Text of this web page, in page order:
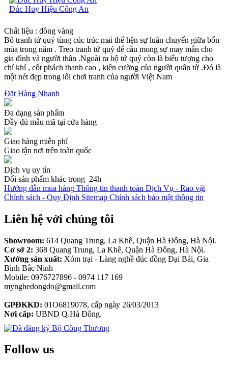
Đúc Huy Hiệu Công An
Chất liệu : đồng vàng
Bô tranh tứ quý tùng cúc trúc mai thể hện sự luân chuyển giữa bốn
mùa trong năm . Treo tranh tứ quý để cầu mong sự may mắn cho
gia đình và người thân .Ngoài ra bộ tứ quý còn là biểu tượng cho
chí khí , cốt phách thanh cao , kiên cường của người quân tử .Đó là
một nét đẹp trong lối chơi tranh của người Việt Nam
Đặt Hàng Nhanh
Đa dạng sản phẩm
Đầy đủ mẫu mã tại cửa hàng
Giao hàng miễn phí
Giao tận nơi trên toàn quốc
Dịch vụ uy tín
Đổi sản phẩm khác trong 24h
Hướng dẫn mua hàng Thông tin thanh toán Dịch Vụ - Rao vặt
Chính sách - Quy Định Sitemap Chính sách bảo mật thông tin
Liên hệ với chúng tôi
Showroom: 614 Quang Trung, La Khê, Quận Hà Đông, Hà Nội.
Cơ sở 2: 368 Quang Trung, La Khê, Quận Hà Đông, Hà Nội.
Xưởng sản xuất: Xóm trại - Làng nghề đúc đồng Đại Bái, Gia
Bình Bắc Ninh
Mobile: 0976727896 - 0974 117 169
mynghedongdo@gmail.com
GPĐKKD: 01O6819078, cấp ngày 26/03/2013
Nơi cấp: UBND Q.Hà Đông.
Follow us